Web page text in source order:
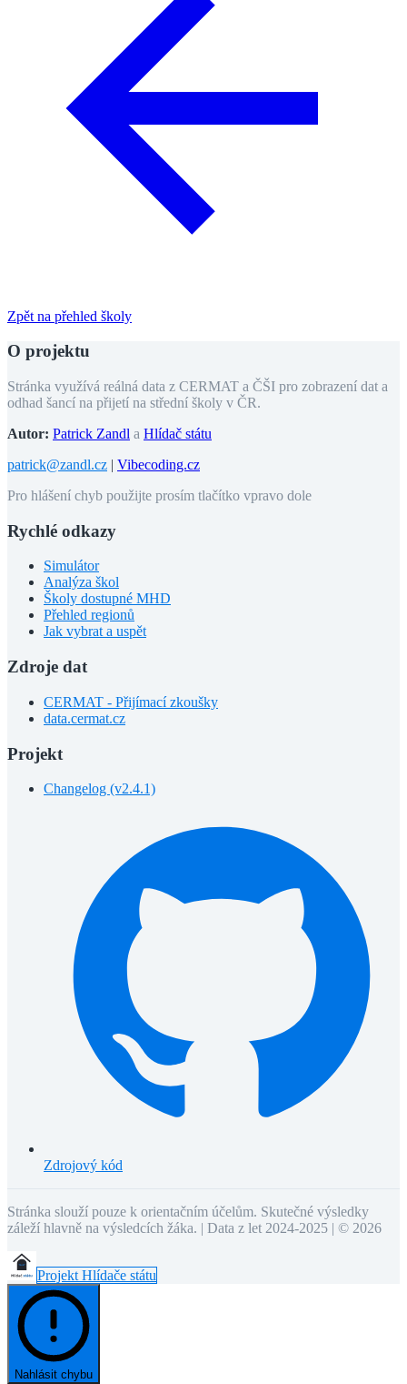
Zpět na přehled školy
O projektu
Stránka využívá reálná data z CERMAT a ČŠI pro zobrazení dat a
odhad šancí na přijetí na střední školy v ČR.
Autor: Patrick Zandl a Hlídač státu
patrick@zandl.cz | Vibecoding.cz
Pro hlášení chyb použijte prosím tlačítko vpravo dole
Rychlé odkazy
Simulátor
Analýza škol
Školy dostupné MHD
Přehled regionů
Jak vybrat a uspět
Zdroje dat
CERMAT - Přijímací zkoušky
data.cermat.cz
Projekt
Changelog (v2.4.1)
Zdrojový kód
Stránka slouží pouze k orientačním účelům. Skutečné výsledky
záleží hlavně na výsledcích žáka. | Data z let 2024-2025 | © 2026
Projekt Hlídače státu
Nahlásit chybu